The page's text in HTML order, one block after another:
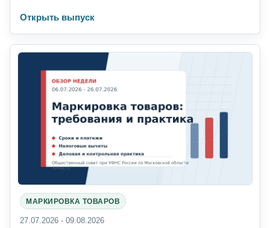
Открыть выпуск
МАРКИРОВКА ТОВАРОВ
27.07.2026 - 09.08.2026